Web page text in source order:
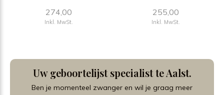
274,00
Inkl. MwSt.
255,00
Inkl. MwSt.
Uw geboortelijst specialist te Aalst.
Ben je momenteel zwanger en wil je graag meer